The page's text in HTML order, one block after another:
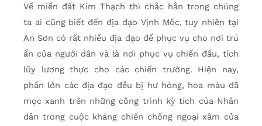
Về miền đất Kim Thạch thì chắc hẳn trong chúng
ta ai cũng biết đến địa đạo Vịnh Mốc, tuy nhiên tại
An Sơn có rất nhiều địa đạo để phục vụ cho nơi trú
ẩn của người dân và là nơi phục vụ chiến đấu, tích
lũy lương thực cho các chiến trường. Hiện nay,
phần lớn các địa đạo đều bị hư hỏng, hoa màu đã
mọc xanh trên những công trình kỳ tích của Nhân
dân trong cuộc kháng chiến chống ngoại xâm của